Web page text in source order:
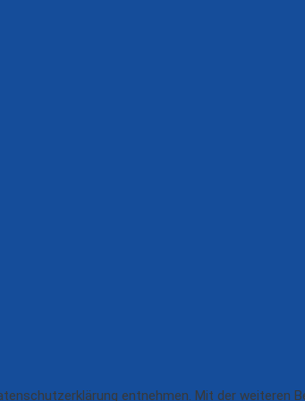
entnehmen. Mit der weiteren